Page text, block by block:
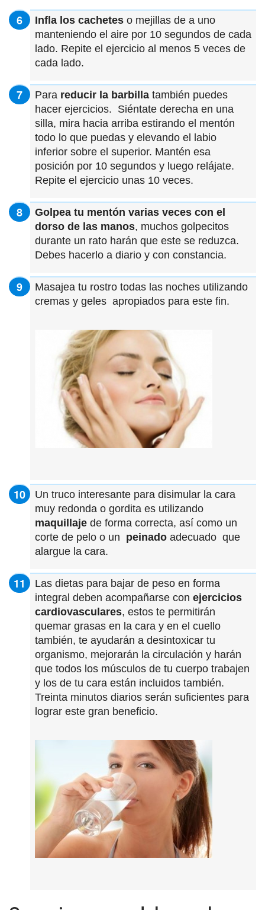
Infla los cachetes o mejillas de a uno
manteniendo el aire por 10 segundos de cada
lado. Repite el ejercicio al menos 5 veces de
cada lado.
Para reducir la barbilla también puedes
hacer ejercicios. Siéntate derecha en una
silla, mira hacia arriba estirando el mentón
todo lo que puedas y elevando el labio
inferior sobre el superior. Mantén esa
posición por 10 segundos y luego relájate.
Repite el ejercicio unas 10 veces.
Golpea tu mentón varias veces con el
dorso de las manos, muchos golpecitos
durante un rato harán que este se reduzca.
Debes hacerlo a diario y con constancia.
Masajea tu rostro todas las noches utilizando
cremas y geles apropiados para este fin.
Un truco interesante para disimular la cara
muy redonda o gordita es utilizando
maquillaje de forma correcta, así como un
corte de pelo o un peinado adecuado que
alargue la cara.
Las dietas para bajar de peso en forma
integral deben acompañarse con ejercicios
cardiovasculares, estos te permitirán
quemar grasas en la cara y en el cuello
también, te ayudarán a desintoxicar tu
organismo, mejorarán la circulación y harán
que todos los músculos de tu cuerpo trabajen
y los de tu cara están incluidos también.
Treinta minutos diarios serán suficientes para
lograr este gran beneficio.